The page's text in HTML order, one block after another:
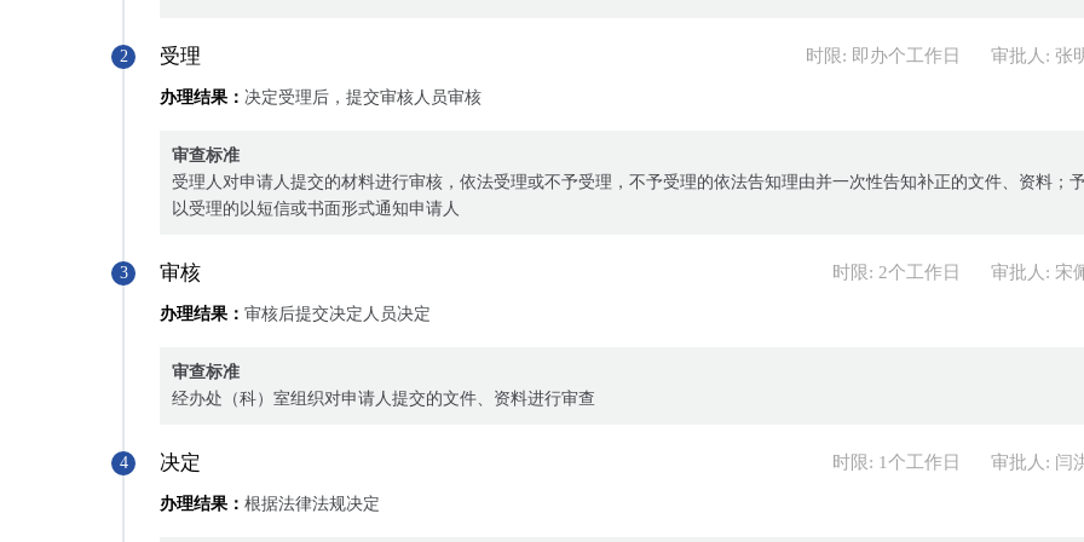
2 受理 时限: 即办个工作日 审批人: 张
办理结果： 决定受理后，提交审核人员审核
审查标准
受理人对申请人提交的材料进行审核，依法受理或不予受理，不予受理的依法告知理由并一次性告知补正的文件、资料；
以受理的以短信或书面形式通知申请人
3 审核 时限: 2个工作日 审批人: 宋
办理结果： 审核后提交决定人员决定
审查标准
经办处（科）室组织对申请人提交的文件、资料进行审查
4 决定 时限: 1个工作日 审批人: 闫
办理结果： 根据法律法规决定